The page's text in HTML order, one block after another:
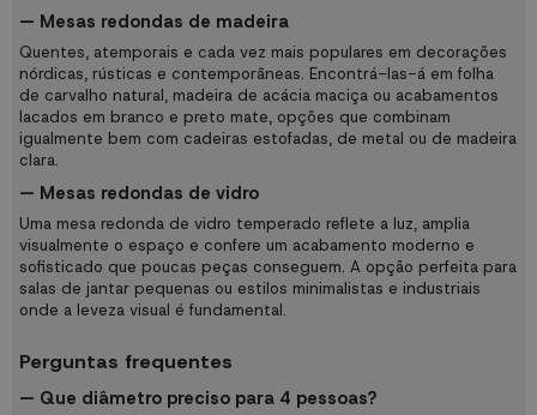
— Mesas redondas de madeira
Quentes, atemporais e cada vez mais populares em decorações
nórdicas, rústicas e contemporâneas. Encontrá-las-á em folha
de carvalho natural, madeira de acácia maciça ou acabamentos
lacados em branco e preto mate, opções que combinam
igualmente bem com cadeiras estofadas, de metal ou de madeira
clara.
— Mesas redondas de vidro
Uma mesa redonda de vidro temperado reflete a luz, amplia
visualmente o espaço e confere um acabamento moderno e
sofisticado que poucas peças conseguem. A opção perfeita para
salas de jantar pequenas ou estilos minimalistas e industriais
onde a leveza visual é fundamental.
Perguntas frequentes
— Que diâmetro preciso para 4 pessoas?